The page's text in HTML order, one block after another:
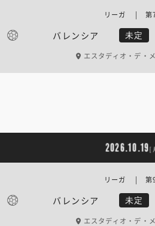
バレンシア 未定
リーガ | 第
エスタディオ・デ・
2026.10.19[
バレンシア 未定
リーガ | 第
エスタディオ・デ・